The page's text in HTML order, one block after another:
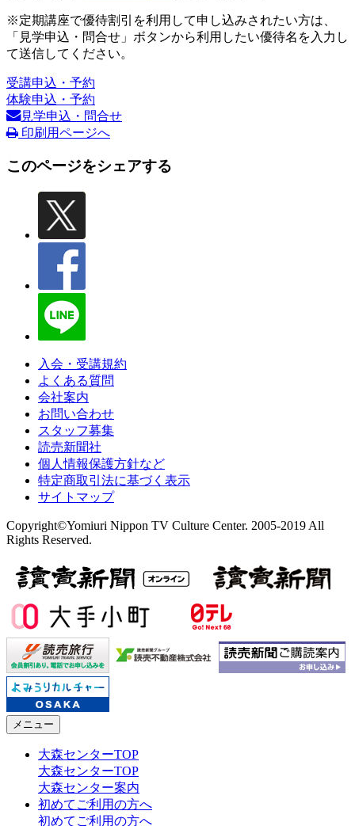
※定期講座で優待割引を利用して申し込みされたい方は、
「見学申込・問合せ」ボタンから利用したい優待名を入力し
て送信してください。
受講申込・予約
体験申込・予約
見学申込・問合せ
印刷用ページへ
このページをシェアする
入会・受講規約
よくある質問
会社案内
お問い合わせ
スタッフ募集
読売新聞社
個人情報保護方針など
特定商取引法に基づく表示
サイトマップ
Copyright©Yomiuri Nippon TV Culture Center. 2005-2019 All
Rights Reserved.
メニュー
大森センターTOP
大森センターTOP
大森センター案内
初めてご利用の方へ
初めてご利用の方へ